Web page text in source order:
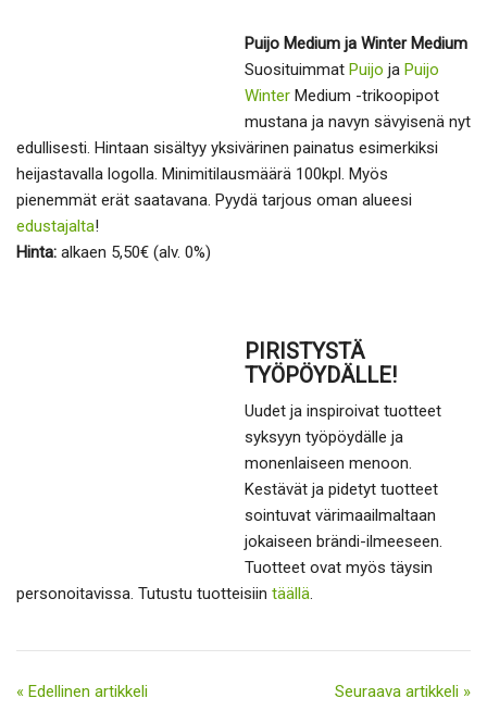
Puijo Medium ja Winter Medium
Suosituimmat Puijo ja Puijo
Winter Medium -trikoopipot
mustana ja navyn sävyisenä nyt
edullisesti. Hintaan sisältyy yksivärinen painatus esimerkiksi
heijastavalla logolla. Minimitilausmäärä 100kpl. Myös
pienemmät erät saatavana. Pyydä tarjous oman alueesi
edustajalta!
Hinta: alkaen 5,50€ (alv. 0%)
PIRISTYSTÄ
TYÖPÖYDÄLLE!
Uudet ja inspiroivat tuotteet
syksyyn työpöydälle ja
monenlaiseen menoon.
Kestävät ja pidetyt tuotteet
sointuvat värimaailmaltaan
jokaiseen brändi-ilmeeseen.
Tuotteet ovat myös täysin
personoitavissa. Tutustu tuotteisiin täällä.
« Edellinen artikkeli Seuraava artikkeli »